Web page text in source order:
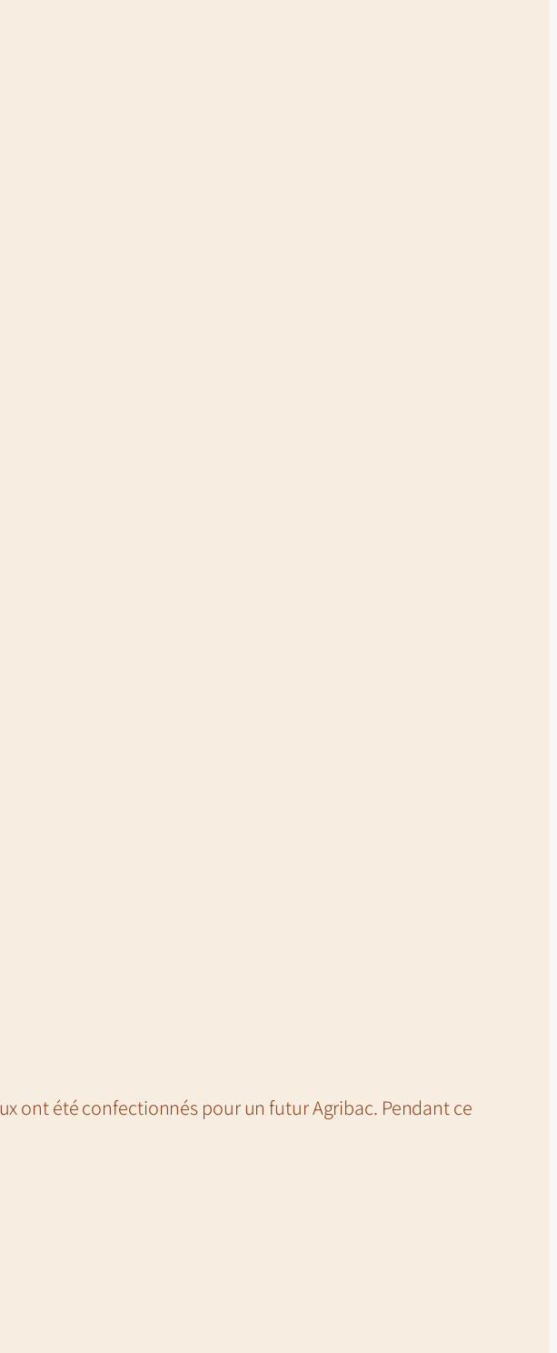
ont été confectionnés pour un futur Agribac. Pendant ce